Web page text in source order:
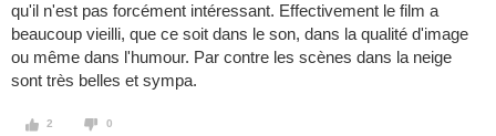
qu'il n'est pas forcément intéressant. Effectivement le film a
beaucoup vieilli, que ce soit dans le son, dans la qualité d'image
ou même dans l'humour. Par contre les scènes dans la neige
sont très belles et sympa.
2 0